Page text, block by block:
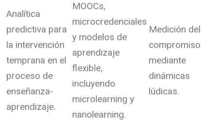
Analítica
predictiva para
la intervención
temprana en el
proceso de
enseñanza-
aprendizaje.
MOOCs,
microcredenciales
y modelos de
aprendizaje
flexible,
incluyendo
microlearning y
nanolearning.
Medición del
compromiso
mediante
dinámicas
lúdicas.